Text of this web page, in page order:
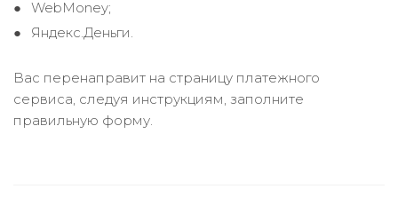
WebMoney;
Яндекс.Деньги.
Вас перенаправит на страницу платежного
сервиса, следуя инструкциям, заполните
правильную форму.